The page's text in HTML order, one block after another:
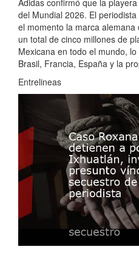
del Mundial 2026. El
el momento la marca
un total de cinco millones de
Mexicana en todo el mundo,
Brasil, Francia, España y la
Entrelineas